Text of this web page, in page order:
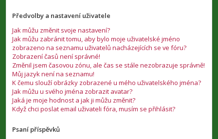
Předvolby a nastavení uživatele
Jak můžu změnit svoje nastavení?
Jak můžu zabránit tomu, aby bylo moje uživatelské jméno
zobrazeno na seznamu uživatelů nacházejících se ve fóru?
Zobrazení časů není správné!
Změnil jsem časovou zónu, ale čas se stále nezobrazuje správně!
Můj jazyk není na seznamu!
K čemu slouží obrázky zobrazené u mého uživatelského jména?
Jak můžu u svého jména zobrazit avatar?
Jaká je moje hodnost a jak ji můžu změnit?
Když chci poslat email uživateli fóra, musím se přihlásit?
Psaní příspěvků